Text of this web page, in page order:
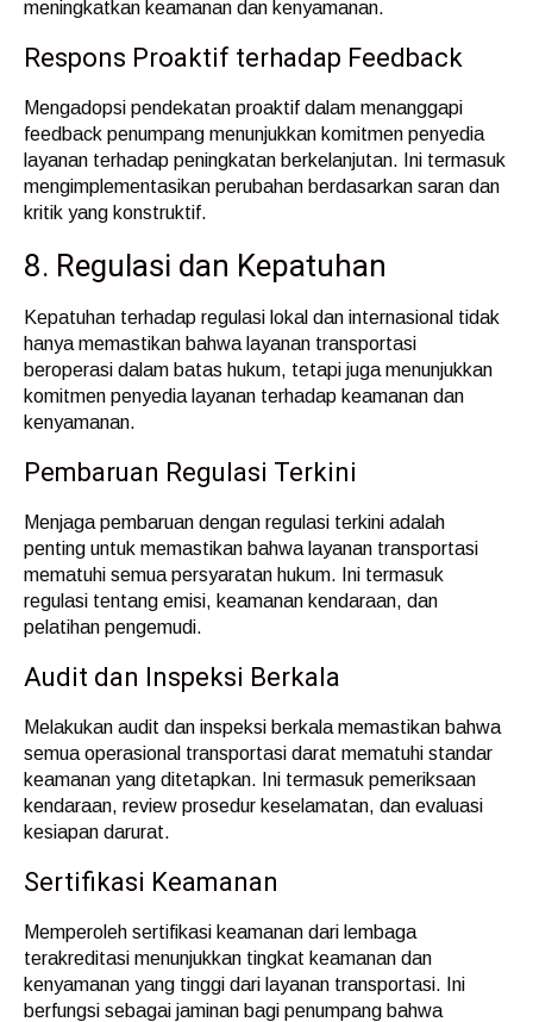
meningkatkan keamanan dan kenyamanan.
Respons Proaktif terhadap Feedback
Mengadopsi pendekatan proaktif dalam menanggapi
feedback penumpang menunjukkan komitmen penyedia
layanan terhadap peningkatan berkelanjutan. Ini termasuk
mengimplementasikan perubahan berdasarkan saran dan
kritik yang konstruktif.
8. Regulasi dan Kepatuhan
Kepatuhan terhadap regulasi lokal dan internasional tidak
hanya memastikan bahwa layanan transportasi
beroperasi dalam batas hukum, tetapi juga menunjukkan
komitmen penyedia layanan terhadap keamanan dan
kenyamanan.
Pembaruan Regulasi Terkini
Menjaga pembaruan dengan regulasi terkini adalah
penting untuk memastikan bahwa layanan transportasi
mematuhi semua persyaratan hukum. Ini termasuk
regulasi tentang emisi, keamanan kendaraan, dan
pelatihan pengemudi.
Audit dan Inspeksi Berkala
Melakukan audit dan inspeksi berkala memastikan bahwa
semua operasional transportasi darat mematuhi standar
keamanan yang ditetapkan. Ini termasuk pemeriksaan
kendaraan, review prosedur keselamatan, dan evaluasi
kesiapan darurat.
Sertifikasi Keamanan
Memperoleh sertifikasi keamanan dari lembaga
terakreditasi menunjukkan tingkat keamanan dan
kenyamanan yang tinggi dari layanan transportasi. Ini
berfungsi sebagai jaminan bagi penumpang bahwa